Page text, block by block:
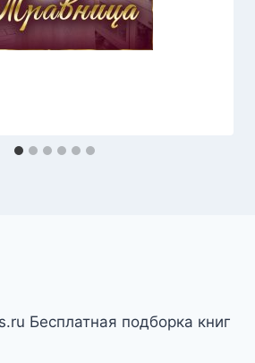
Бесплатная подборка книг